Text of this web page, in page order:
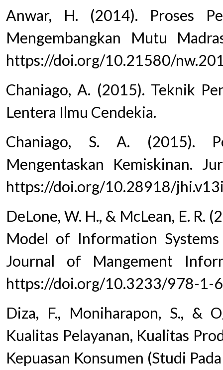
Anwar, H. (2014). Proses
Mengembangkan Mutu
https://doi.org/10.21580/
Chaniago, A. (2015). Teknik
Lentera Ilmu Cendekia.
Chaniago, S. A. (2015).
Mengentaskan Kemiskinan.
https://doi.org/10.28918/
DeLone, W. H., & McLean, E. R.
Model of Information Systems
Journal of Mangement
https://doi.org/10.3233/978-1-
Diza, F., Moniharapon, S., &
Kualitas Pelayanan, Kualitas
Kepuasan Konsumen (Studi